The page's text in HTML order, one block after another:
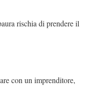
rischia di prendere il
con un imprenditore,